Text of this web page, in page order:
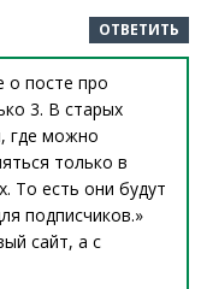
ОТВЕТИТЬ
о посте про
3. В старых
где можно
только в
То есть они будут
подписчиков.»
сайт, а с